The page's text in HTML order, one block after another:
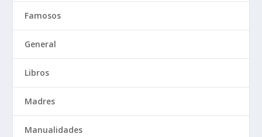
Famosos
General
Libros
Madres
Manualidades